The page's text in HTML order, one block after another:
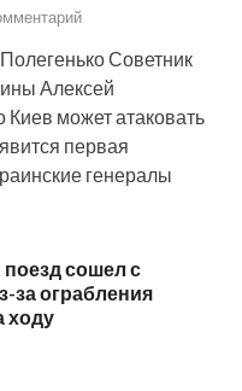
Советник
Алексей
Киев может атаковать
первая
генералы
сошел с
за ограбления
ходу